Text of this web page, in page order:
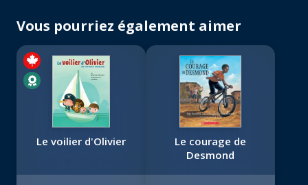
Vous pourriez également aimer
Le voilier d'Olivier
Le courage de
Desmond